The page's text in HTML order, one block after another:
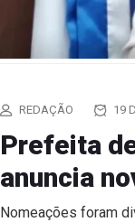
REDAÇÃO 19
Prefeita
anuncia
Nomeações foram